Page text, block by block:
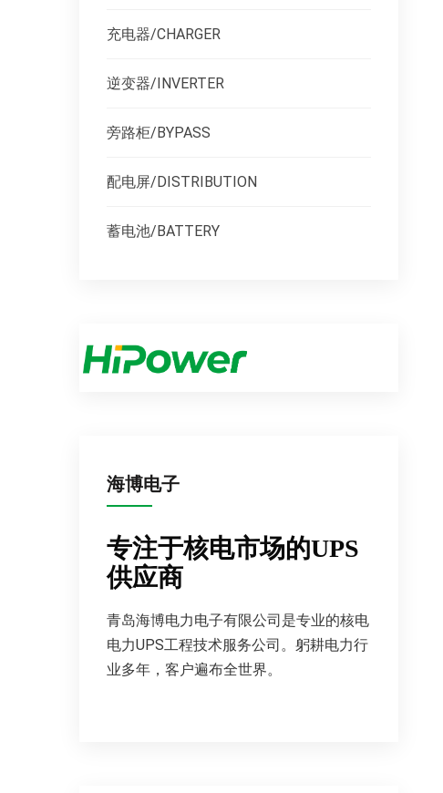
充电器/CHARGER
逆变器/INVERTER
旁路柜/BYPASS
配电屏/DISTRIBUTION
蓄电池/BATTERY
海博电子
专注于核电市场的UPS
供应商
青岛海博电力电子有限公司是专业的核电
电力UPS工程技术服务公司。躬耕电力行
业多年，客户遍布全世界。